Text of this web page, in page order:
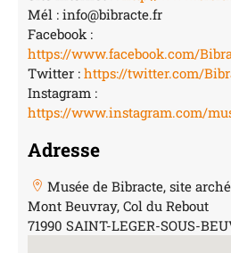
Mél : info@bibracte.fr
Facebook :
https://www.facebook.com/
Twitter :https://twitter.com/
Instagram :
https://www.instagram.com/
Adresse
Musée de Bibracte, site
Mont Beuvray, Col du Rebout
71990 SAINT-LEGER-SOUS-